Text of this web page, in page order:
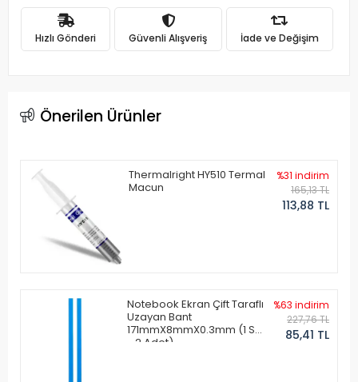
Hızlı Gönderi Güvenli Alışveriş İade ve Değişim
Önerilen Ürünler
Thermalright HY510 Termal
Macun
%31 indirim
165,13 TL
113,88 TL
Notebook Ekran Çift Taraflı
Uzayan Bant
171mmX8mmX0.3mm (1 Set
- 2 Adet)
%63 indirim
227,76 TL
85,41 TL